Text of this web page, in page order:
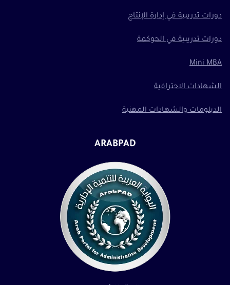
دورات تدريبية في إدارة الإنتاج
دورات تدريبية في الحوكمة
Mini MBA
الشهادات الاحترافية
الدبلومات والشهادات المهنية
ARABPAD